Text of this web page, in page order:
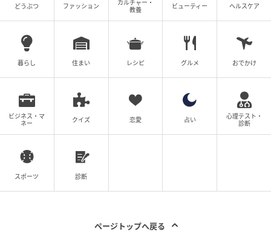
どうぶつ ファッション
カルチャー・
教養
ビューティー ヘルスケア
暮らし 住まい レシピ グルメ おでかけ
ビジネス・マ
ネー
クイズ 恋愛 占い
心理テスト・
診断
スポーツ 診断
ページトップへ戻る